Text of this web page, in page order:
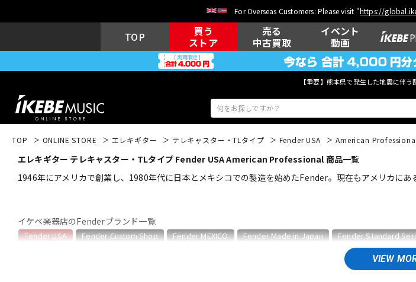
For Overseas Customers: Please visit "https://
TOP
買う
ストア
売る
中古買取
イベント
動画
【重要】熊本県で発生した地震に伴
エレキギター アコギ/エレ
アコ ベース
キーボード
DTM オンラ
TOP ONLINE STORE エレキギター テレキャスター・TLタイプ Fender USA American
エレキギター テレキャスター・TLタイプ Fender USA American Professional 商品一覧
1946年にアメリカで創業し、1980年代に日本とメキシコでの製造を始めたFender。現在もアメリカにあ
イケベ楽器店のFenderブランド一覧
Fender USA Fender Custom Shop Fender MEXICO Fender Made in Japan Fender Standard
エレキギター/テレキャスター・TLタイプ